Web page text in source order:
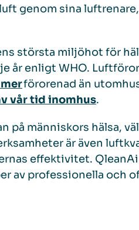
genom sina
största miljöhot för
år enligt WHO.
förorenad än
vår tid inomhus.
på människors hälsa,
är även
effektivitet.
av professionella och